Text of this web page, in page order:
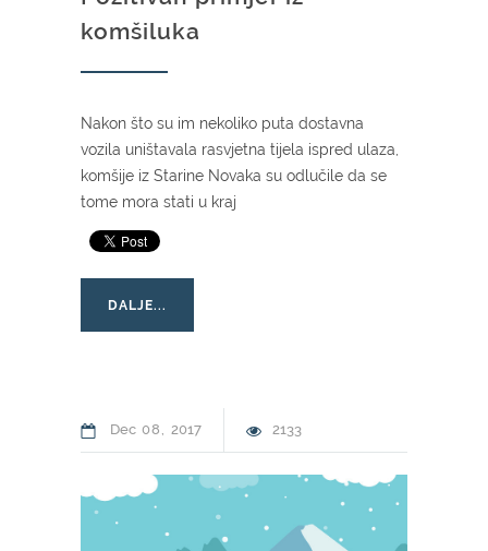
komšiluka
Nakon što su im nekoliko puta dostavna
vozila uništavala rasvjetna tijela ispred ulaza,
komšije iz Starine Novaka su odlučile da se
tome mora stati u kraj
DALJE...
Dec 08 2017 2133